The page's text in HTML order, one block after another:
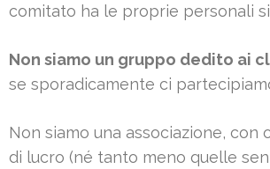
comitato ha le proprie personali
Non siamo un gruppo dedito ai
se sporadicamente ci
Non siamo una associazione, con
di lucro (né tanto meno quelle